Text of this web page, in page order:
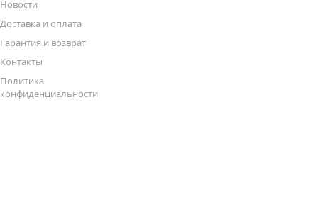
Новости
Доставка и оплата
Гарантия и возврат
Контакты
Политика
конфиденциальности